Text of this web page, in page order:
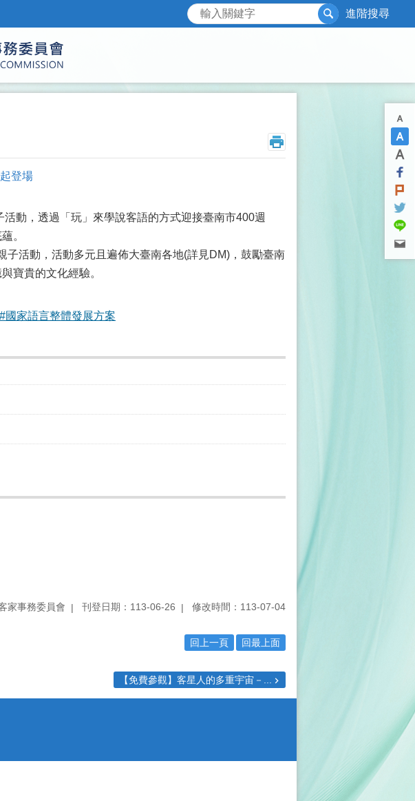
搜尋 進階搜尋
登場
動，透過「玩」來學說客語的方式迎接臺南市400週
。
子活動，活動多元且遍佈大臺南各地(詳見DM)，鼓勵臺南
寶貴的文化經驗。
#國家語言整體發展方案
家事務委員會 刊登日期：113-06-26 修改時間：113-07-04
回上一頁 回最上面
【免費參觀】客星人的多重宇宙－...